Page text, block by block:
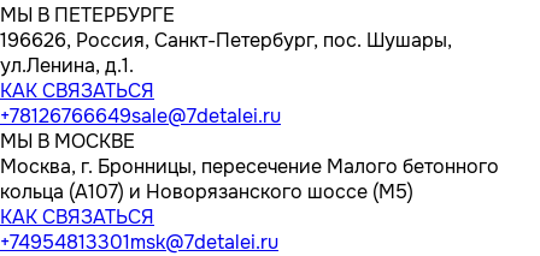
МЫ В ПЕТЕРБУРГЕ
196626, Россия, Санкт-Петербург, пос. Шушары,
ул.Ленина, д.1.
КАК СВЯЗАТЬСЯ
+78126766649sale@7detalei.ru
МЫ В МОСКВЕ
Москва, г. Бронницы, пересечение Малого бетонного
кольца (А107) и Новорязанского шоссе (М5)
КАК СВЯЗАТЬСЯ
+74954813301msk@7detalei.ru